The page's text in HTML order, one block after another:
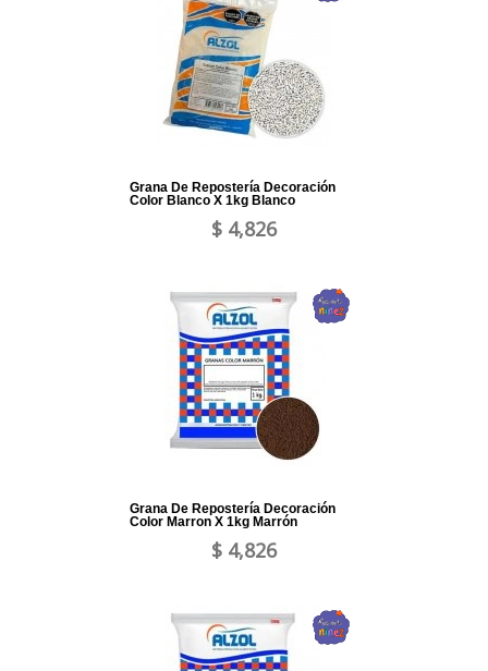
Grana De Repostería Decoración
Color Blanco X 1kg Blanco
$ 4,826
Grana De Repostería Decoración
Color Marron X 1kg Marrón
$ 4,826